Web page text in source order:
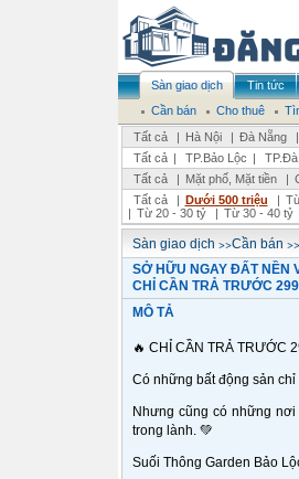
Sàn giao dịch Tin tức
Cần bán
Cho thuê
Tất cả
| Hà Nội | Đà Nẵng |
Tất cả | TP.Bảo Lộc |
Tất cả
| Mặt phố, Mặt tiền |
Tất cả
| Dưới 500 triệu |
| Từ 20 - 30 tỷ | Từ 30 - 40 tỷ
Sàn giao dịch >>Cần bán >>
SỞ HỮU NGAY ĐẤT NỀN
CHỈ CẦN TRẢ TRƯỚC
MÔ TẢ
🔥 CHỈ CẦN TRẢ TRƯỚC
Có những bất động sản chỉ
Nhưng cũng có những
trong lành. 💚
Suối Thông Garden Bảo